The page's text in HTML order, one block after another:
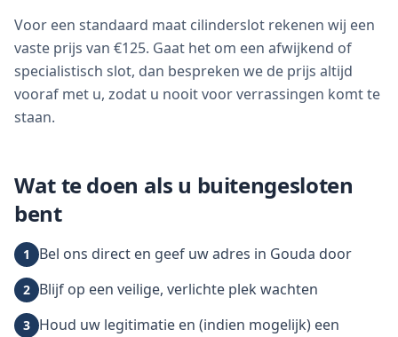
Voor een standaard maat cilinderslot rekenen wij een
vaste prijs van €125. Gaat het om een afwijkend of
specialistisch slot, dan bespreken we de prijs altijd
vooraf met u, zodat u nooit voor verrassingen komt te
staan.
Wat te doen als u buitengesloten
bent
1 Bel ons direct en geef uw adres in Gouda door
2 Blijf op een veilige, verlichte plek wachten
3 Houd uw legitimatie en (indien mogelijk) een